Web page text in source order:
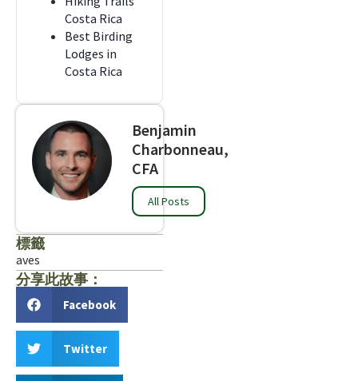
Costa Rica
Best Birding
Lodges in
Costa Rica
Benjamin
Charbonneau,
CFA
All Posts
標籤
aves
分享此故事：
Facebook
Twitter